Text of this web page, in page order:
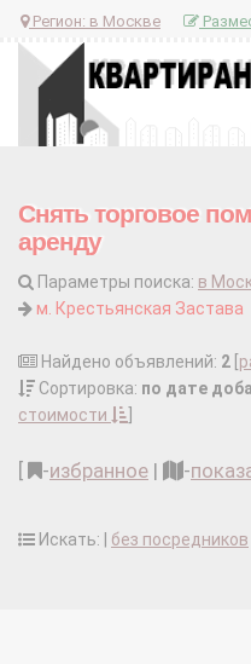
Регион: в Москве
Снять торговое
аренду
Параметры поиска: в
м. Крестьянская Застава
Найдено объявлений: 2
Сортировка: по дате
стоимости
-избранное | -
Искать: | без посредников